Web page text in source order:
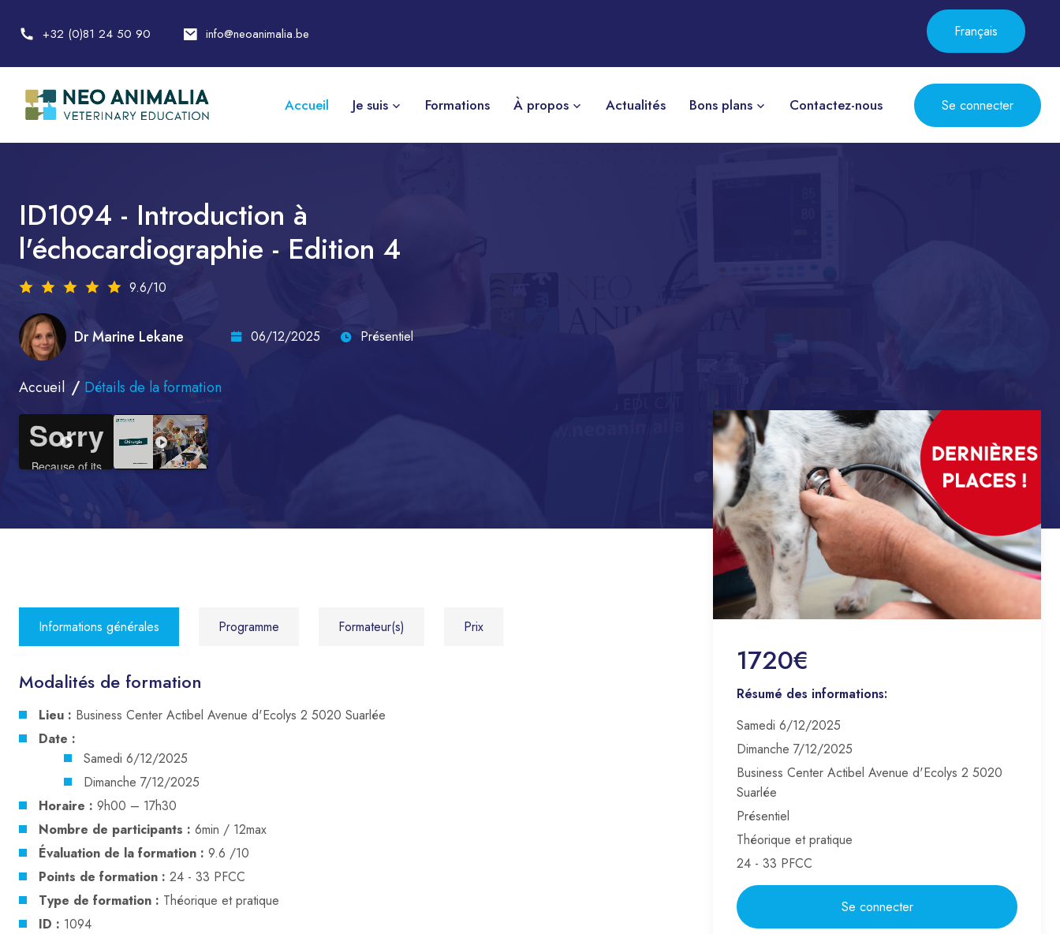
+32 (0)81 24 50 90 info@neoanimalia.be Français
Accueil Je suis Formations À propos Actualités Bons plans Contactez-nous Se connecter
ID1094 - Introduction à
l'échocardiographie - Edition 4
9.6/10
Dr Marine Lekane 06/12/2025 Présentiel
Accueil Détails de la formation
Informations générales Programme Formateur(s) Prix
Modalités de formation
Lieu : Business Center Actibel Avenue d'Ecolys 2 5020 Suarlée
Date :
Samedi 6/12/2025
Dimanche 7/12/2025
Horaire : 9h00 – 17h30
Nombre de participants : 6min / 12max
Évaluation de la formation : 9.6 /10
Points de formation : 24 - 33 PFCC
Type de formation : Théorique et pratique
ID : 1094
1720€
Résumé des informations:
Samedi 6/12/2025
Dimanche 7/12/2025
Business Center Actibel Avenue d'Ecolys 2 5020
Suarlée
Présentiel
Théorique et pratique
24 - 33 PFCC
Se connecter